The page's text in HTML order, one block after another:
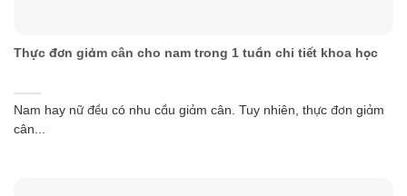
Thực đơn giảm cân cho nam trong 1 tuần chi tiết khoa học
Nam hay nữ đều có nhu cầu giảm cân. Tuy nhiên, thực đơn giảm
cân...